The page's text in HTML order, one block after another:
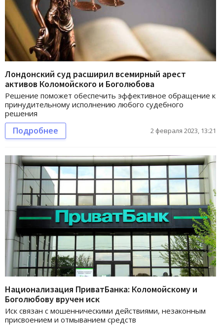
Лондонский суд расширил всемирный арест
активов Коломойского и Боголюбова
Решение поможет обеспечить эффективное обращение к
принудительному исполнению любого судебного
решения
Подробнее 2 февраля 2023, 13:21
Национализация ПриватБанка: Коломойскому и
Боголюбову вручен иск
Иск связан с мошенническими действиями, незаконным
присвоением и отмыванием средств